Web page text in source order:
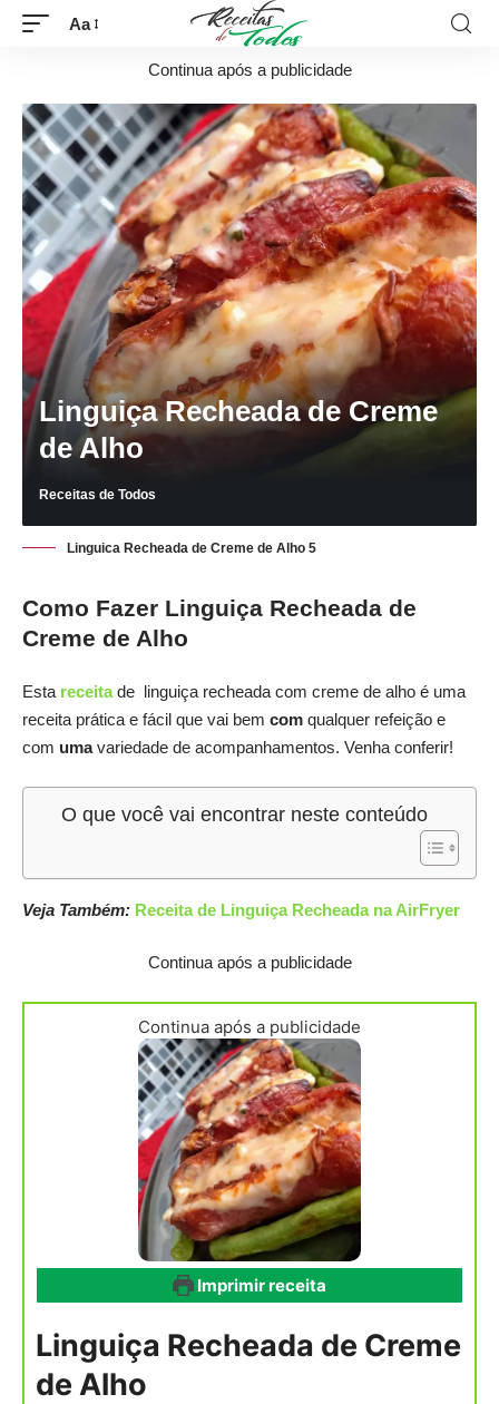
Aa
Continua após a publicidade
Linguiça Recheada de Creme
de Alho
Receitas de Todos
Linguica Recheada de Creme de Alho 5
Como Fazer Linguiça Recheada de
Creme de Alho
Esta receitade linguiça recheada com creme de alho é uma
receita prática e fácil que vai bem com qualquer refeição e
com umavariedade de acompanhamentos. Venha conferir!
O que você vai encontrar neste conteúdo
Veja Também: Receita de Linguiça Recheada na AirFryer
Continua após a publicidade
Continua após a publicidade
Imprimir receita
Linguiça Recheada de Creme
de Alho